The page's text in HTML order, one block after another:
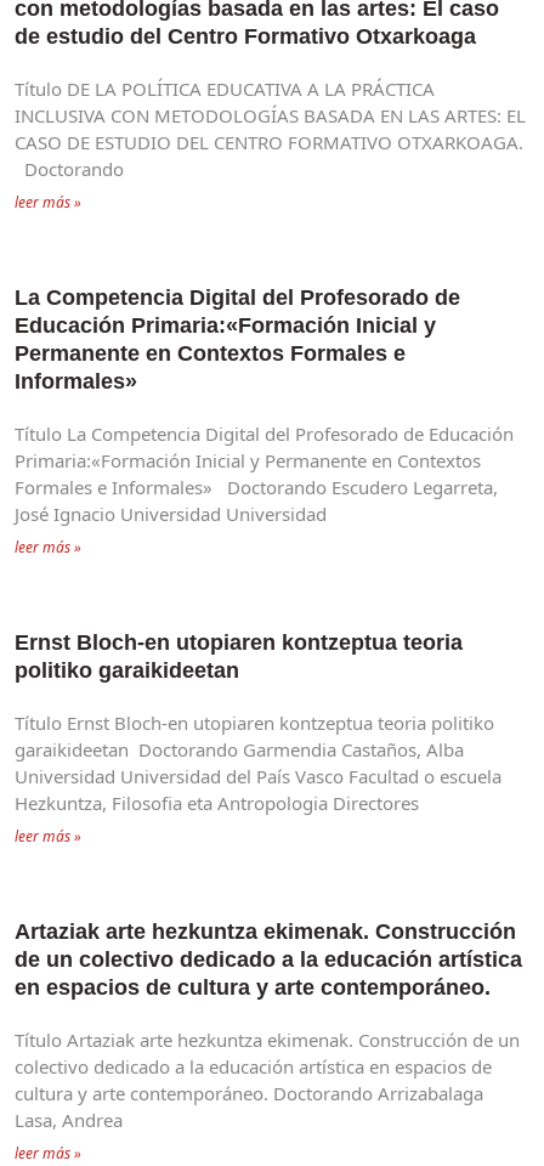
con metodologías basada en las artes: El caso
de estudio del Centro Formativo Otxarkoaga
Título DE LA POLÍTICA EDUCATIVA A LA PRÁCTICA
INCLUSIVA CON METODOLOGÍAS BASADA EN LAS ARTES: EL
CASO DE ESTUDIO DEL CENTRO FORMATIVO OTXARKOAGA.
Doctorando
leer más »
La Competencia Digital del Profesorado de
Educación Primaria:«Formación Inicial y
Permanente en Contextos Formales e
Informales»
Título La Competencia Digital del Profesorado de Educación
Primaria:«Formación Inicial y Permanente en Contextos
Formales e Informales» Doctorando Escudero Legarreta,
José Ignacio Universidad Universidad
leer más »
Ernst Bloch-en utopiaren kontzeptua teoria
politiko garaikideetan
Título Ernst Bloch-en utopiaren kontzeptua teoria politiko
garaikideetan Doctorando Garmendia Castaños, Alba
Universidad Universidad del País Vasco Facultad o escuela
Hezkuntza, Filosofia eta Antropologia Directores
leer más »
Artaziak arte hezkuntza ekimenak. Construcción
de un colectivo dedicado a la educación artística
en espacios de cultura y arte contemporáneo.
Título Artaziak arte hezkuntza ekimenak. Construcción de un
colectivo dedicado a la educación artística en espacios de
cultura y arte contemporáneo. Doctorando Arrizabalaga
Lasa, Andrea
leer más »